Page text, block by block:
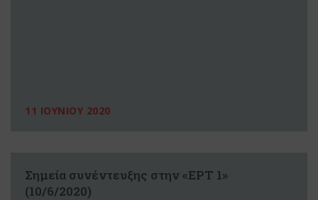
11 ΙΟΥΝΙΟΥ 2020
Σημεία συνέντευξης στην «ΕΡΤ 1»
(10/6/2020)